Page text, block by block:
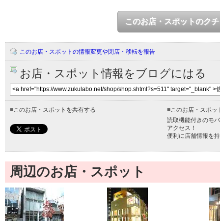
このお店・スポットのク
このお店・スポットの情報変更や閉店・移転を報告
お店・スポット情報をブログにはる
■ このお店・スポットを共有する ■ このお店・スポ
読取機能付きのモ
アクセス！
便利に店舗情報を
周辺のお店・スポット